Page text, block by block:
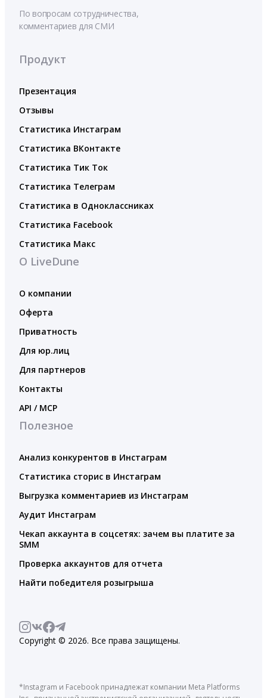
По вопросам сотрудничества,
комментариев для СМИ
Продукт
Презентация
Отзывы
Статистика Инстаграм
Статистика ВКонтакте
Статистика Тик Ток
Статистика Телеграм
Статистика в Одноклассниках
Статистика Facebook
Статистика Макс
О LiveDune
О компании
Оферта
Приватность
Для юр.лиц
Для партнеров
Контакты
API / MCP
Полезное
Анализ конкурентов в Инстаграм
Статистика сторис в Инстаграм
Выгрузка комментариев из Инстаграм
Аудит Инстаграм
Чекап аккаунта в соцсетях: зачем вы платите за
SMM
Проверка аккаунтов для отчета
Найти победителя розыгрыша
Copyright © 2026. Все права защищены.
*Instagram и Facebook принадлежат компании Meta Platforms